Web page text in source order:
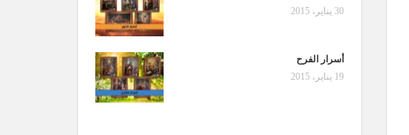
30 يناير، 2015
أسرار الفرح
19 يناير، 2015